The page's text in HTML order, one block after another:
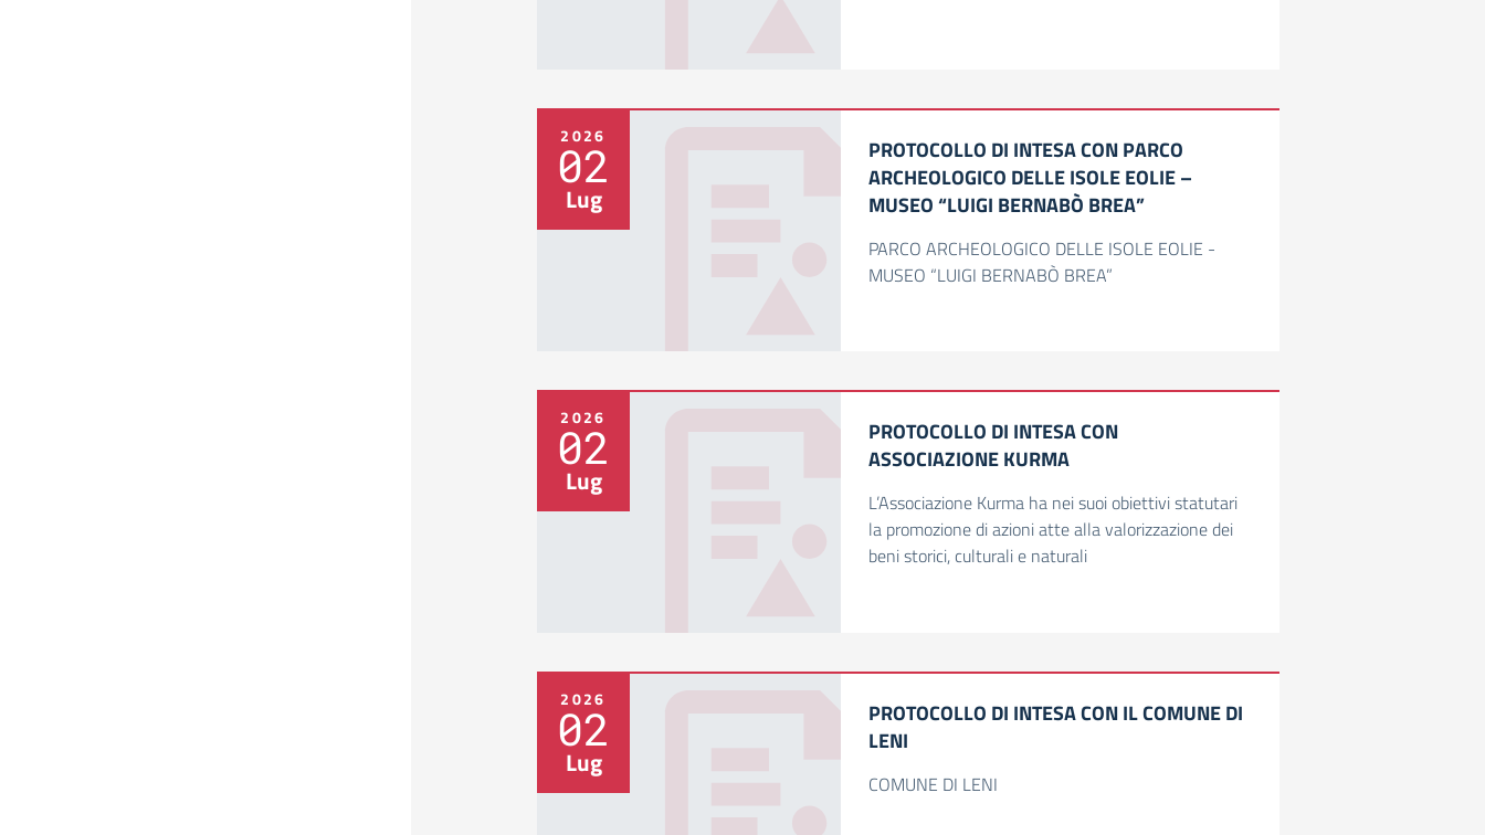
2026
02
Lug
PROTOCOLLO DI INTESA CON PARCO
ARCHEOLOGICO DELLE ISOLE EOLIE –
MUSEO “LUIGI BERNABÒ BREA”
PARCO ARCHEOLOGICO DELLE ISOLE EOLIE -
MUSEO “LUIGI BERNABÒ BREA”
2026
02
Lug
PROTOCOLLO DI INTESA CON
ASSOCIAZIONE KURMA
L’Associazione Kurma ha nei suoi obiettivi statutari
la promozione di azioni atte alla valorizzazione dei
beni storici, culturali e naturali
2026
02
Lug
PROTOCOLLO DI INTESA CON IL COMUNE DI
LENI
COMUNE DI LENI